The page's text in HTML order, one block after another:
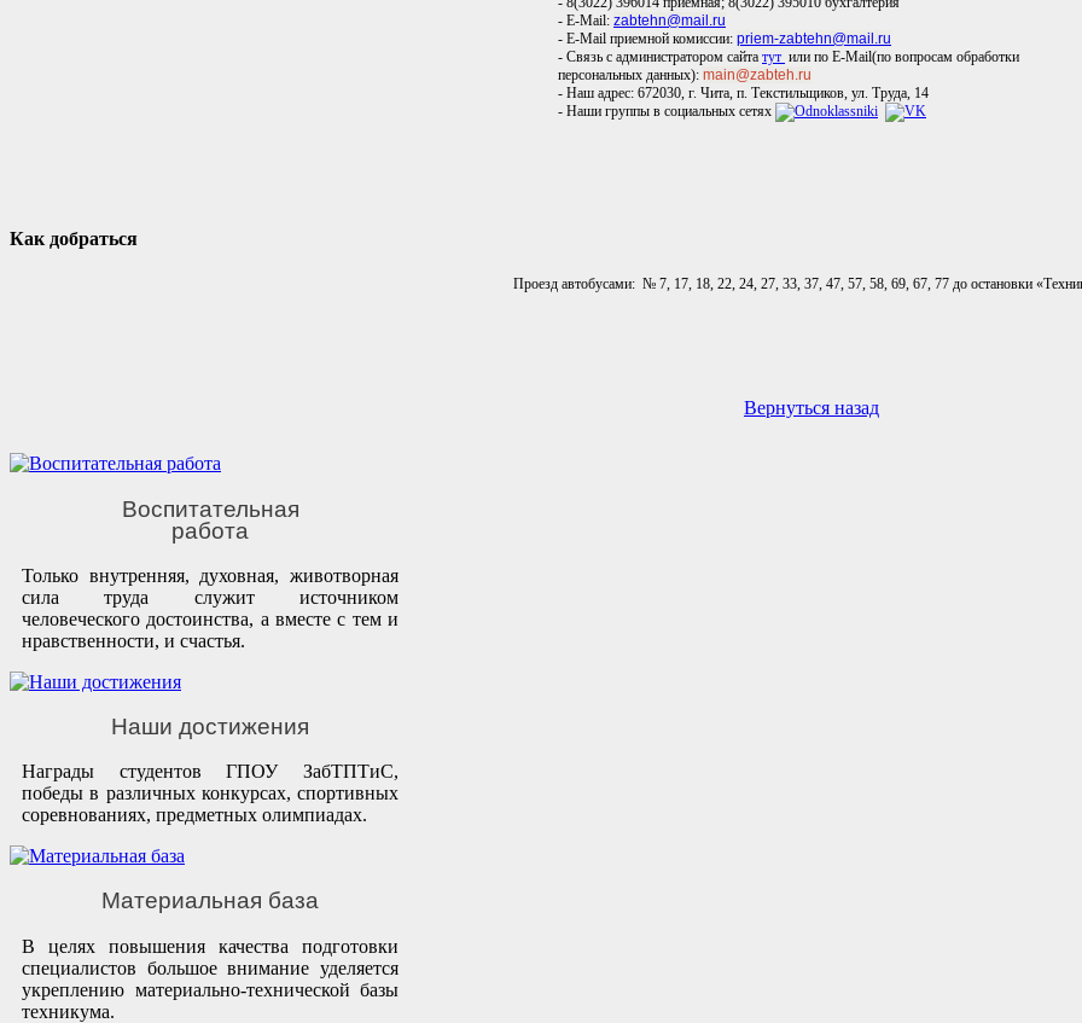
- E-Mail: zabtehn@mail.ru
- E-Mail приемной комиссии: priem-zabtehn@mail.ru
- Связь с администратором сайта тут или по E-Mail(по вопросам обработки
персональных данных): main@zabteh.ru
- Наш адрес: 672030, г. Чита, п. Текстильщиков, ул. Труда, 14
- Наши группы в социальных сетях
Как добраться
Проезд автобусами: № 7, 17, 18, 22, 24, 27, 33, 37, 47, 57, 58, 69, 67, 77 до остановки
Вернуться назад
Воспитательная
работа
Только внутренняя, духовная, животворная
сила труда служит источником
человеческого достоинства, а вместе с тем и
нравственности, и счастья.
Наши достижения
Награды студентов ГПОУ ЗабТПТиС,
победы в различных конкурсах, спортивных
соревнованиях, предметных олимпиадах.
Материальная база
В целях повышения качества подготовки
специалистов большое внимание уделяется
укреплению материально-технической базы
техникума.